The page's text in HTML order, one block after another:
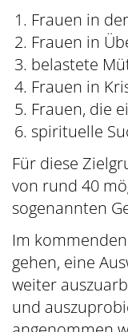
Frauen in
Frauen in
belastete
Frauen in
Frauen, die
spirituelle
Für diese
von rund 40
sogenannten
Im
gehen, eine
weiter
und